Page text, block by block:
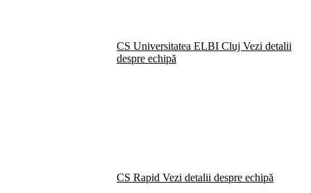
CS Universitatea ELBI Cluj Vezi detalii
despre echipă
CS Rapid Vezi detalii despre echipă